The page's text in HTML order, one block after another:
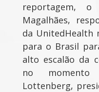
reportagem, o
Magalhães,
da UnitedHealth
para o Brasil
alto escalão da
no
Lottenberg,